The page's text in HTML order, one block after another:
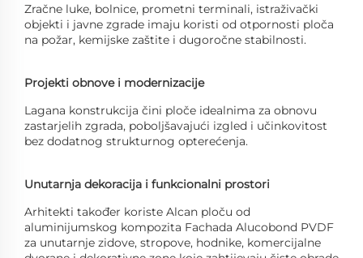
Zračne luke, bolnice, prometni terminali, istraživački
objekti i javne zgrade imaju koristi od otpornosti ploča
na požar, kemijske zaštite i dugoročne stabilnosti.
Projekti obnove i modernizacije
Lagana konstrukcija čini ploče idealnima za obnovu
zastarjelih zgrada, poboljšavajući izgled i učinkovitost
bez dodatnog strukturnog opterećenja.
Unutarnja dekoracija i funkcionalni prostori
Arhitekti također koriste Alcan ploču od
aluminijumskog kompozita Fachada Alucobond PVDF
za unutarnje zidove, stropove, hodnike, komercijalne